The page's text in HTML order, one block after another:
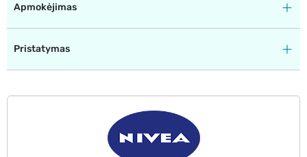
Apmokėjimas
Pristatymas